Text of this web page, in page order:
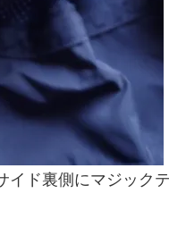
ド裏側にマジック